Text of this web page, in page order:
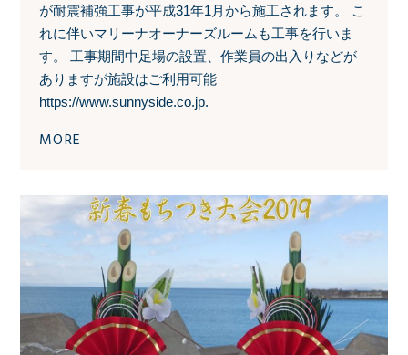
が耐震補強工事が平成31年1月から施工されます。 こ
れに伴いマリーナオーナーズルームも工事を行いま
す。 工事期間中足場の設置、作業員の出入りなどが
ありますが施設はご利用可能
https://www.sunnyside.co.jp.
MORE